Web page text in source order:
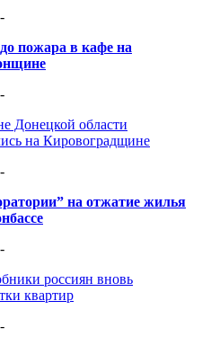
пожара в кафе на
Донецкой области
на Кировоградщине
на отжатие жилья
россиян вновь
квартир